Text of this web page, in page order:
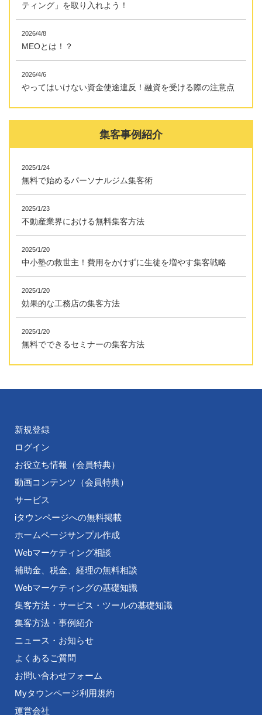
ティング」を取り入れよう！
2026/4/8
MEOとは！？
2026/4/6
やってはいけない資金使途違反！融資を受ける際の注意点
集客事例紹介
2025/1/24
無料で始めるパーソナルジム集客術
2025/1/23
不動産業界における無料集客方法
2025/1/20
中小塾の救世主！費用をかけずに生徒を増やす集客戦略
2025/1/20
効果的な工務店の集客方法
2025/1/20
無料でできるセミナーの集客方法
新規登録
ログイン
お役立ち情報（会員特典）
動画コンテンツ（会員特典）
サービス
iタウンページへの無料掲載
ホームページサンプル作成
Webマーケティング相談
補助金、税金、経理の無料相談
Webマーケティングの基礎知識
集客方法・サービス・ツールの基礎知識
集客方法・事例紹介
ニュース・お知らせ
よくあるご質問
お問い合わせフォーム
Myタウンページ利用規約
運営会社